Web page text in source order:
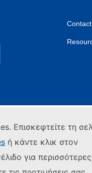
Επισκεφτείτε τη
ή κάντε κλικ στον
για περισσότερες